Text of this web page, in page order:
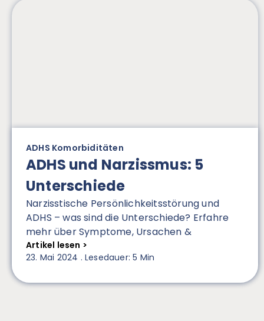
ADHS Komorbiditäten
ADHS und Narzissmus: 5
Unterschiede
Narzisstische Persönlichkeitsstörung und
ADHS – was sind die Unterschiede? Erfahre
mehr über Symptome, Ursachen &
Behandlungsmöglichkeiten!
Artikel lesen >
23. Mai 2024 . Lesedauer: 5 Min